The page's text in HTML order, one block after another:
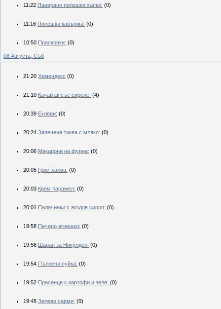
11:22 Панирани пилешки хапки: (0)
11:16 Пилешка кавърма: (0)
10:50 Прасковки: (0)
08 Августа, Съб
21:20 Хемендекс (0)
21:10 Качамак със сирене: (4)
20:39 Еклери: (0)
20:24 Запечена тиква с мляко: (0)
20:06 Макарони на фурна: (0)
20:05 Грис-халва: (0)
20:03 Крем Карамел: (0)
20:01 Палачинки с ягодов сироп: (0)
19:58 Печено агнешко: (0)
19:56 Шаран за Никулден: (0)
19:54 Пълнена пуйка: (0)
19:52 Прасенце с картофи и зеле: (0)
19:48 Зелеви сарми: (0)